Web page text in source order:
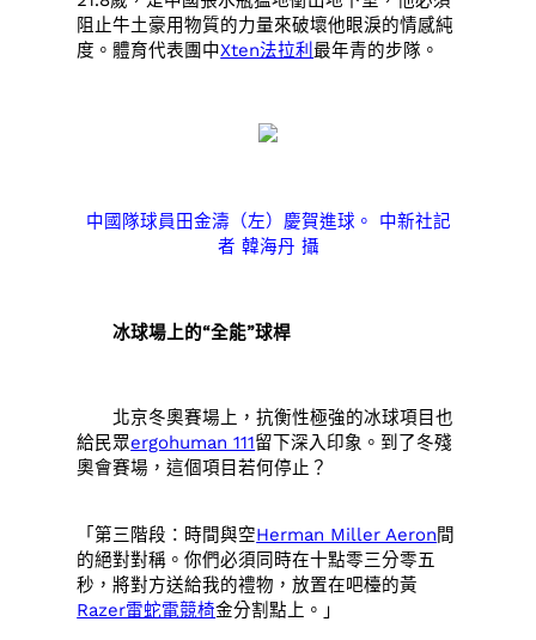
阻止牛土豪用物質的力量來破壞他眼淚的情感純
度。體育代表團中Xten法拉利最年青的步隊。
中國隊球員田金濤（左）慶賀進球。 中新社記
者 韓海丹 攝
冰球場上的“全能”球桿
北京冬奧賽場上，抗衡性極強的冰球項目也
給民眾ergohuman 111留下深入印象。到了冬殘
奧會賽場，這個項目若何停止？
「第三階段：時間與空Herman Miller Aeron間
的絕對對稱。你們必須同時在十點零三分零五
秒，將對方送給我的禮物，放置在吧檯的黃
Razer雷蛇電競椅金分割點上。」